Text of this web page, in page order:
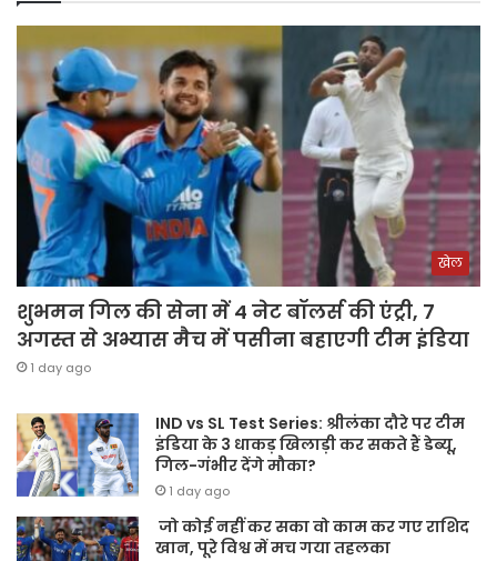
खेल
शुभमन गिल की सेना में 4 नेट बॉलर्स की एंट्री, 7
अगस्त से अभ्यास मैच में पसीना बहाएगी टीम इंडिया
1 day ago
IND vs SL Test Series: श्रीलंका दौरे पर टीम
इंडिया के 3 धाकड़ खिलाड़ी कर सकते हैं डेब्यू,
गिल-गंभीर देंगे मौका?
1 day ago
जो कोई नहीं कर सका वो काम कर गए राशिद
खान, पूरे विश्व में मच गया तहलका